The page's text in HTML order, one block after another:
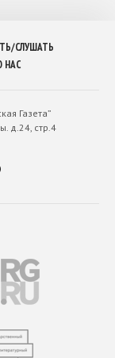
СЛУШАТЬ
НАС
Газета”
д.24, стр.4